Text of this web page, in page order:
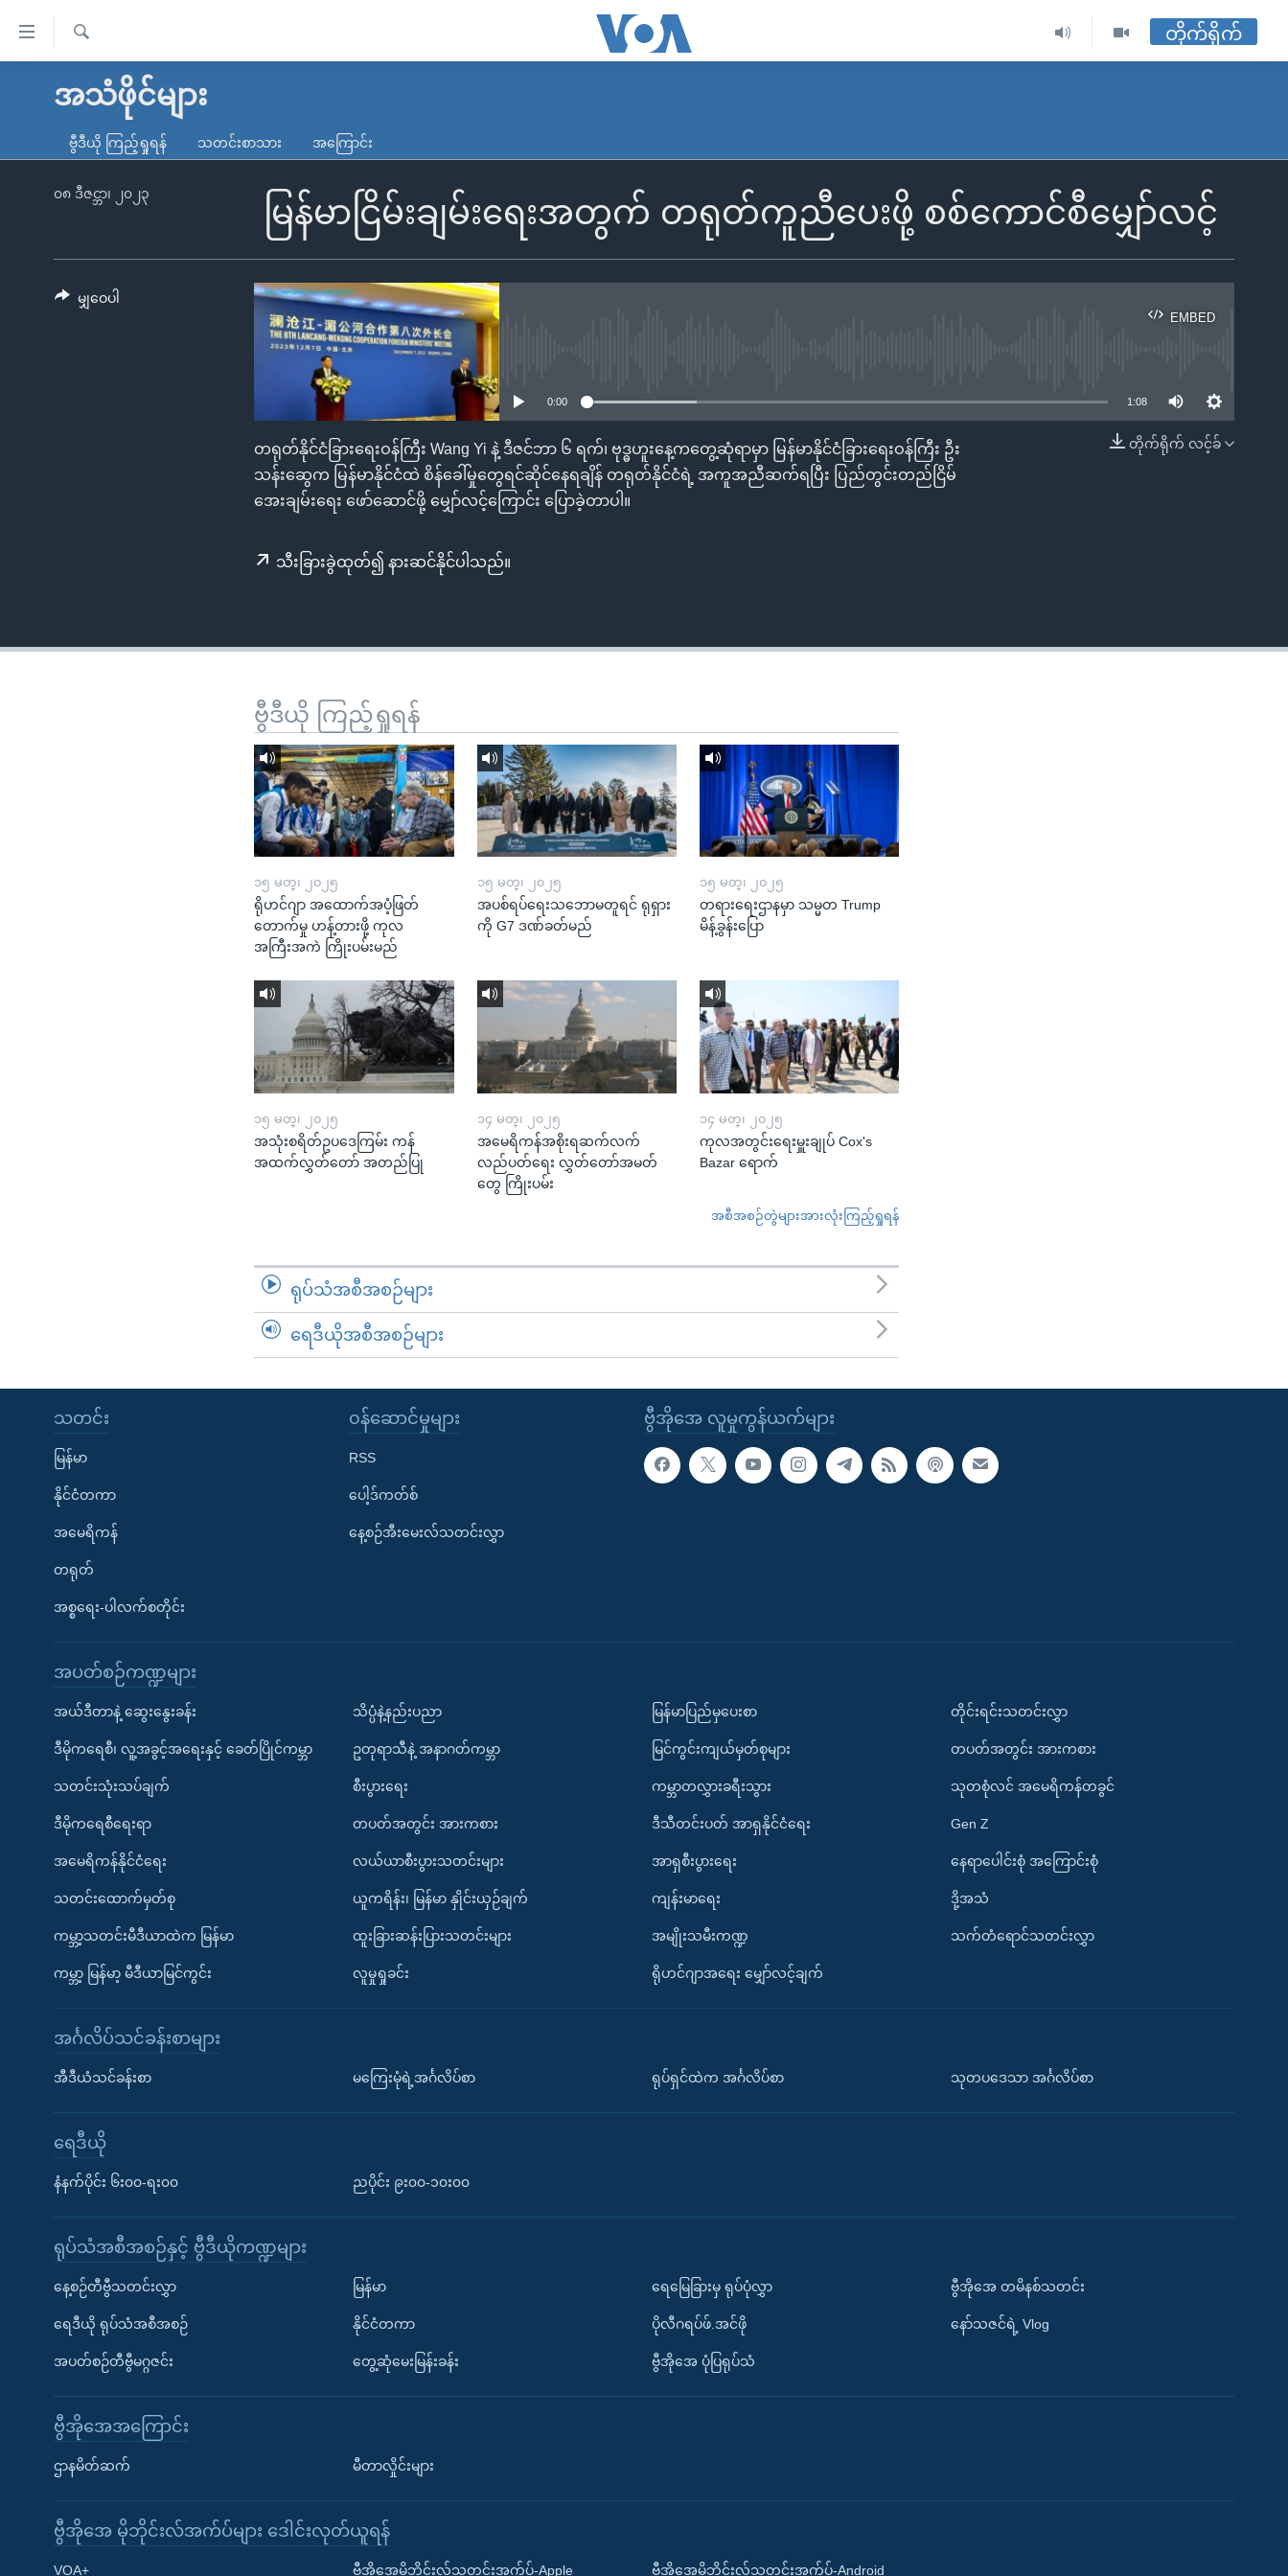
လွယ်ကူ
သည့်
မူလစာမျက်နှာ
ကမ္ဘာ့သတင်းများ
နိုင်ငံတကာ
တရုတ်
အစ္စရေး-ပါလက်စတိုင်း
ရပ်ဝန်းတခု လမ်းတခု အလွန်
အင်္ဂလိပ်စာလေ့လာမယ်
Learning English
ရ
တိုက်ရိုက်
အသံဖိုင်များ
ဗွီဒီယို ကြည့်ရှုရန် သတင်းစာသား အကြောင်း
မြန်မာငြိမ်းချမ်းရေးအတွက် တရုတ်ကူညီပေးဖို့ စစ်ကောင်စီမျှော်လင့်
၀၈ ဒီဇင္ဘာ၊ ၂၀၂၃
EMBED
EMBED
0:00 1:08
တိုက်ရိုက် လင့်ခ်
တရုတ်နိုင်ငံခြားရေးဝန်ကြီး Wang Yi နဲ့ ဒီဇင်ဘာ ၆ ရက်၊ ဗုဒ္ဓဟူးနေ့ကတွေ့ဆုံရာမှာ မြန်မာနိုင်ငံခြားရေးဝန်ကြီး ဦး
သန်းဆွေက မြန်မာနိုင်ငံထဲ စိန်ခေါ်မှုတွေရင်ဆိုင်နေရချိန် တရုတ်နိုင်ငံရဲ့ အကူအညီဆက်ရပြီး ပြည်တွင်းတည်ငြိမ်
အေးချမ်းရေး ဖော်ဆောင်ဖို့ မျှော်လင့်ကြောင်း ပြောခဲ့တာပါ။
သီးခြားခွဲထုတ်၍ နားဆင်နိုင်ပါသည်။
မျှဝေပါ
ဗွီဒီယို ကြည့်ရှုရန်
၁၅ မတ္၊ ၂၀၂၅
ရိုဟင်ဂျာ အထောက်အပံ့ဖြတ်
တောက်မှု ဟန့်တားဖို့ ကုလ
အကြီးအကဲ ကြိုးပမ်းမည်
၁၅ မတ္၊ ၂၀၂၅
အပစ်ရပ်ရေးသဘောမတူရင် ရုရှား
ကို G7 ဒဏ်ခတ်မည်
၁၅ မတ္၊ ၂၀၂၅
တရားရေးဌာနမှာ သမ္မတ Trump
မိန့်ခွန်းပြော
၁၅ မတ္၊ ၂၀၂၅
အသုံးစရိတ်ဥပဒေကြမ်း ကန်
အထက်လွှတ်တော် အတည်ပြု
၁၄ မတ္၊ ၂၀၂၅
အမေရိကန်အစိုးရဆက်လက်
လည်ပတ်ရေး လွှတ်တော်အမတ်
တွေ ကြိုးပမ်း
၁၄ မတ္၊ ၂၀၂၅
ကုလအတွင်းရေးမှူးချုပ် Cox's
Bazar ရောက်
အစီအစဉ်တွဲများအားလုံးကြည့်ရှုရန်
ရုပ်သံအစီအစဉ်များ
ရေဒီယိုအစီအစဉ်များ
ဗွီအိုအေ လူမှုကွန်ယက်များ
သတင်း
မြန်မာ
နိုင်ငံတကာ
အမေရိကန်
တရုတ်
အစ္စရေး-ပါလက်စတိုင်း
၀န်ဆောင်မှုများ
RSS
ပေါ့ဒ်ကတ်စ်
နေ့စဉ်အီးမေးလ်သတင်းလွှာ
အပတ်စဉ်ကဏ္ဍများ
အယ်ဒီတာနဲ့ ဆွေးနွေးခန်း
ဒီမိုကရေစီ၊ လူ့အခွင့်အရေးနှင့် ခေတ်ပြိုင်ကမ္ဘာ
သတင်းသုံးသပ်ချက်
ဒီမိုကရေစီရေးရာ
အမေရိကန်နိုင်ငံရေး
သတင်းထောက်မှတ်စု
ကမ္ဘာ့သတင်းမီဒီယာထဲက မြန်မာ
ကမ္ဘာ့ မြန်မာ့ မီဒီယာမြင်ကွင်း
သိပ္ပံနဲ့နည်းပညာ
ဥတုရာသီနဲ့ အနာဂတ်ကမ္ဘာ
စီးပွားရေး
တပတ်အတွင်း အားကစား
လယ်ယာစီးပွားသတင်းများ
ယူကရိန်း၊ မြန်မာ နှိုင်းယှဉ်ချက်
ထူးခြားဆန်းပြားသတင်းများ
လူမှုရှုခင်း
မြန်မာပြည်မှပေးစာ
မြင်ကွင်းကျယ်မှတ်စုများ
ကမ္ဘာတလွှားခရီးသွား
ဒီသီတင်းပတ် အာရှနိုင်ငံရေး
အာရှစီးပွားရေး
ကျန်းမာရေး
အမျိုးသမီးကဏ္ဍ
ရိုဟင်ဂျာအရေး မျှော်လင့်ချက်
တိုင်းရင်းသတင်းလွှာ
တပတ်အတွင်း အားကစား
သုတစုံလင် အမေရိကန်တခွင်
Gen Z
နေရာပေါင်းစုံ အကြောင်းစုံ
ဒို့အသံ
သက်တံရောင်သတင်းလွှာ
အင်္ဂလိပ်သင်ခန်းစာများ
အီဒီယံသင်ခန်းစာ မကြေးမုံရဲ့အင်္ဂလိပ်စာ ရုပ်ရှင်ထဲက အင်္ဂလိပ်စာ သုတပဒေသာ အင်္ဂလိပ်စာ
ရေဒီယို
နံနက်ပိုင်း ၆း၀၀-ရး၀၀ ညပိုင်း ၉း၀၀-၁၀း၀၀
ရုပ်သံအစီအစဉ်နှင့် ဗွီဒီယိုကဏ္ဍများ
နေ့စဉ်တီဗွီသတင်းလွှာ
ရေဒီယို ရုပ်သံအစီအစဉ်
အပတ်စဉ်တီဗွီမဂ္ဂဇင်း
မြန်မာ
နိုင်ငံတကာ
တွေ့ဆုံမေးမြန်းခန်း
ရေမြေခြားမှ ရုပ်ပုံလွှာ
ပိုလီဂရပ်ဖ်.အင်ဖို
ဗွီအိုအေ ပုံပြရုပ်သံ
ဗွီအိုအေ တမိနစ်သတင်း
နော်သဇင်ရဲ့ Vlog
ဗွီအိုအေအကြောင်း
ဌာနမိတ်ဆက် မီတာလှိုင်းများ
ဗွီအိုအေ မိုဘိုင်းလ်အက်ပ်များ ဒေါင်းလုတ်ယူရန်
VOA+ ဗွီအိုအေမိုဘိုင်းလ်သတင်းအက်ပ်-Apple ဗွီအိုအေမိုဘိုင်းလ်သတင်းအက်ပ်-Android